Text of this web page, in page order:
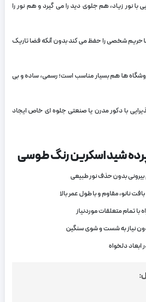
با نور زیاد، هم جلوی دید را می‌ گیرد و هم نور را
حریم شخصی را حفظ می‌ کند بدون آنکه فضا تاریک
فروشگاه ‌ها هم بسیار مناسب است؛ رسمی، ساده و بی
با دکور مدرن یا صنعتی جلوه‌ ای خاص ایجاد
شید اسکرین رنگ طوسی
بیرونی بدون حذف نور طبیعی
نانو، مقاوم و با طول عمر بالا
تمام متعلقات موردنیاز
نیاز به شست ‌و شوی سنگین
دلخواه